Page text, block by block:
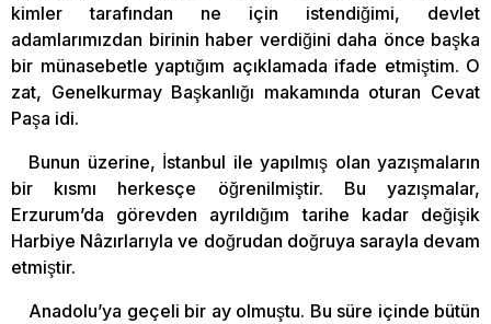
kimler tarafından ne için istendiğimi, devlet
adamlarımızdan birinin haber verdiğini daha önce başka
bir münasebetle yaptığım açıklamada ifade etmiştim. O
zat, Genelkurmay Başkanlığı makamında oturan Cevat
Paşa idi.
Bunun üzerine, İstanbul ile yapılmış olan yazışmaların
bir kısmı herkesçe öğrenilmiştir. Bu yazışmalar,
Erzurum’da görevden ayrıldığım tarihe kadar değişik
Harbiye Nâzırlarıyla ve doğrudan doğruya sarayla devam
etmiştir.
Anadolu’ya geçeli bir ay olmuştu. Bu süre içinde bütün